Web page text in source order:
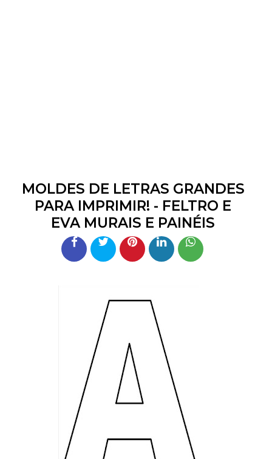
MOLDES DE LETRAS GRANDES
PARA IMPRIMIR! - FELTRO E
EVA MURAIS E PAINÉIS